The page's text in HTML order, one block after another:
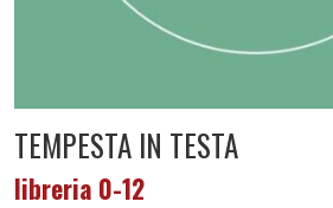
TEMPESTA IN TESTA
libreria 0-12